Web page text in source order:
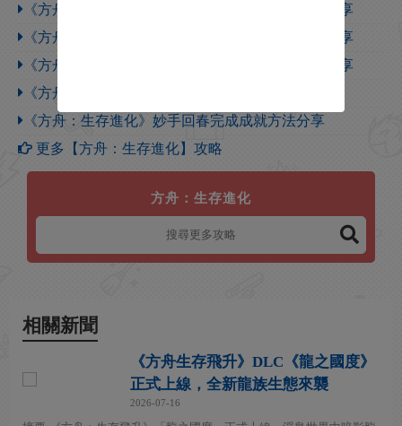
《方舟：生存進化》大師級生存者完成成就方法分享
《方舟：生存進化》專家級生存者完成成就方法分享
《方舟：生存進化》老兵級生存者完成成就方法分享
《方舟：生存進化》馴龍大師完成成就方法分享
《方舟：生存進化》妙手回春完成成就方法分享
更多【方舟：生存進化】攻略
方舟：生存進化
相關新聞
《方舟生存飛升》DLC《龍之國度》
正式上線，全新龍族生態來襲
2026-07-16